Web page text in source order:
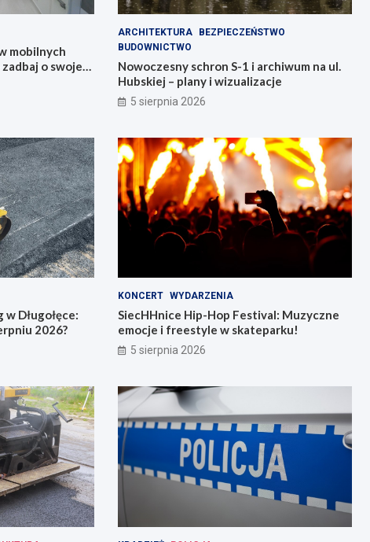
mobilnych
o swoje
ARCHITEKTURA
BEZPIECZEŃSTWO
BUDOWNICTWO
Nowoczesny schron S-1 i archiwum na ul.
Hubskiej – plany i wizualizacje
5 sierpnia 2026
Długołęce:
2026?
KONCERT WYDARZENIA
SiecHHnice Hip-Hop Festival: Muzyczne
emocje i freestyle w skateparku!
5 sierpnia 2026